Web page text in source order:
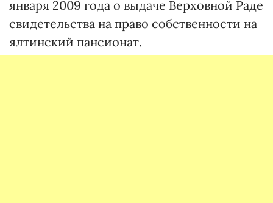
января 2009 года о выдаче Верховной Раде
свидетельства на право собственности на
ялтинский пансионат.